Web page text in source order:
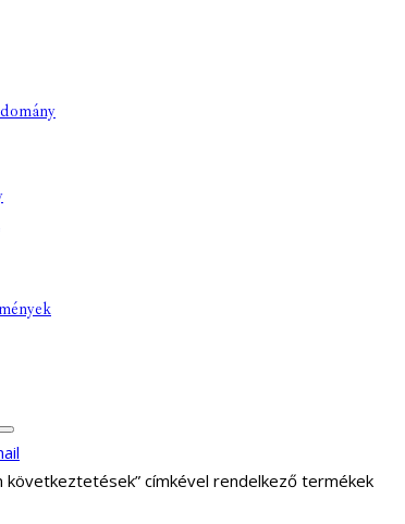
következtetések” címkével rendelkező termékek